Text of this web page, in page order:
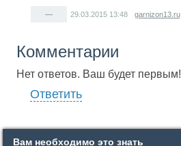
— 29.03.2015 13:48 garnizon13.ru
Комментарии
Нет ответов. Ваш будет первым!
Ответить
Вам необходимо это знать